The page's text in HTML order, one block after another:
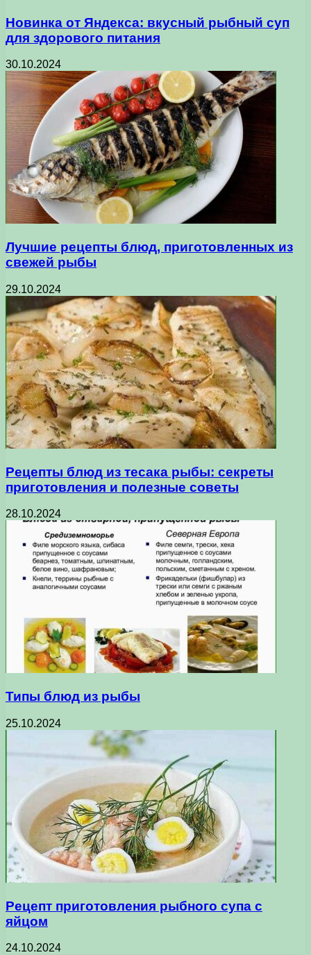
Новинка от Яндекса: вкусный рыбный суп
для здорового питания
30.10.2024
Лучшие рецепты блюд, приготовленных из
свежей рыбы
29.10.2024
Рецепты блюд из тесака рыбы: секреты
приготовления и полезные советы
28.10.2024
Типы блюд из рыбы
25.10.2024
Рецепт приготовления рыбного супа с
яйцом
24.10.2024